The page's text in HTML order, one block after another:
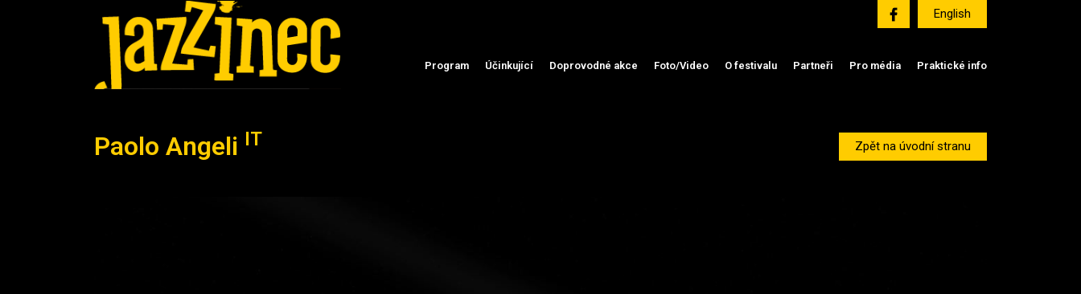
English
Program Účinkující Doprovodné akce Foto/Video O festivalu Partneři Pro média Praktické info
Paolo Angeli IT Zpět na úvodní stranu